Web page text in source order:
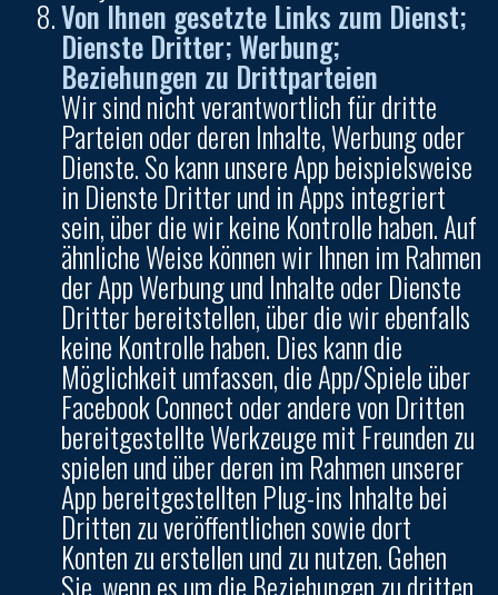
Von Ihnen gesetzte Links zum Dienst;
Dienste Dritter; Werbung;
Beziehungen zu Drittparteien
Wir sind nicht verantwortlich für dritte
Parteien oder deren Inhalte, Werbung oder
Dienste. So kann unsere App beispielsweise
in Dienste Dritter und in Apps integriert
sein, über die wir keine Kontrolle haben. Auf
ähnliche Weise können wir Ihnen im Rahmen
der App Werbung und Inhalte oder Dienste
Dritter bereitstellen, über die wir ebenfalls
keine Kontrolle haben. Dies kann die
Möglichkeit umfassen, die App/Spiele über
Facebook Connect oder andere von Dritten
bereitgestellte Werkzeuge mit Freunden zu
spielen und über deren im Rahmen unserer
App bereitgestellten Plug-ins Inhalte bei
Dritten zu veröffentlichen sowie dort
Konten zu erstellen und zu nutzen. Gehen
Sie, wenn es um die Beziehungen zu dritten